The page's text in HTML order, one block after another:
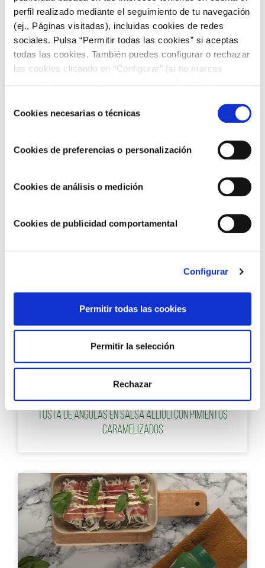
perfil realizado mediante el seguimiento de tu navegación
(ej., Páginas visitadas), incluidas cookies de redes
sociales. Pulsa “Permitir todas las cookies” si aceptas
todas las cookies. También puedes configurar o rechazar
las cookies clicando en “Configurar” (si no marcas
COOKIES.
deCookies necesarias o técnicas
Cookies de preferencias o personalización
Cookies de análisis o medición
Cookies de publicidad comportamental
Configurar
Permitir todas las cookies
Permitir la selección
Rechazar
ENTRANTES PARA NAVIDAD
ENTRANTES PARA NAVIDAD
Tosta de angulas en salsa allioli con pimientos
caramelizados